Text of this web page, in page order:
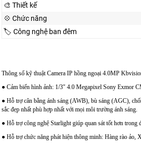
🎨 Thiết kế
💠 Chức năng
🏷 Công nghệ ban đêm
Thông số kỹ thuật Camera IP hồng ngoại 4.0MP
● Cảm biến hình ảnh: 1/3″ 4.0 Megapixel Sony Exmor
● Hỗ trợ cân bằng ánh sáng (AWB), bù sáng (AGC),
sắc đẹp nhất phù hợp nhất với mọi môi trường ánh sáng.
● Hỗ trợ công nghệ Starlight giúp quan sát tốt hơn trong
● Hỗ trợ chức năng phát hiện thông minh: Hàng rào ảo,